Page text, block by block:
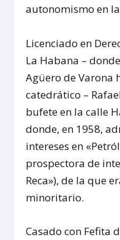
autonomismo en
Licenciado en
La Habana –
Agüero de Varona
catedrático –
bufete en la calle
donde, en 1958,
intereses en
prospectora de
Reca»), de la que
minoritario.
Casado con Fefita